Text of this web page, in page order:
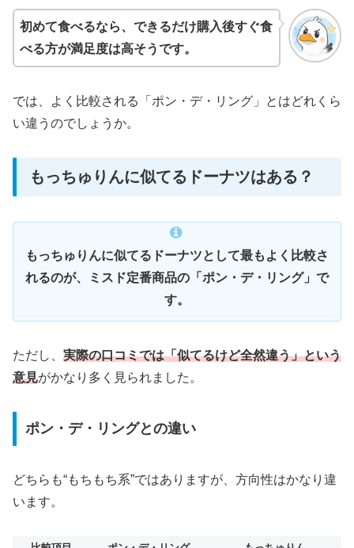
初めて食べるなら、できるだけ購入後すぐ食
べる方が満足度は高そうです。
では、よく比較される「ポン・デ・リング」とはどれくら
い違うのでしょうか。
もっちゅりんに似てるドーナツはある？
もっちゅりんに似てるドーナツとして最もよく比較さ
れるのが、ミスド定番商品の「ポン・デ・リング」で
す。
ただし、 実際の口コミでは「似てるけど全然違う」という
意見がかなり多く見られました。
ポン・デ・リングとの違い
どちらも“もちもち系”ではありますが、方向性はかなり違
います。